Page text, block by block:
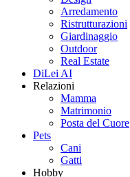
Arredamento
Ristrutturazioni
Giardinaggio
Outdoor
Real Estate
DiLei AI
Relazioni
Mamma
Matrimonio
Posta del Cuore
Pets
Cani
Gatti
Hobby